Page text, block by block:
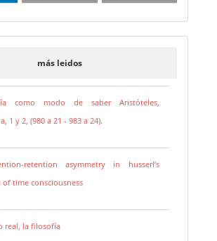
más leidos
como modo de saber Aristóteles,
1 y 2, (980 a 21 - 983 a 24).
retention asymmetry in husserl’s
time consciousness
real, la filosofía